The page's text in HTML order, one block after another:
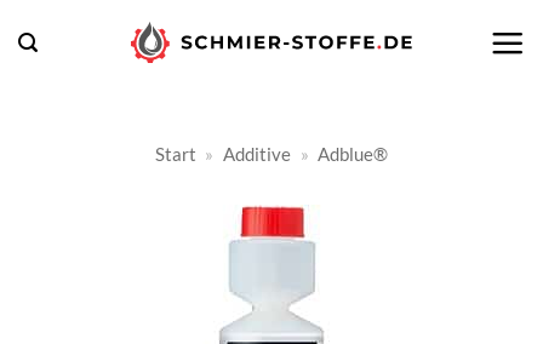
Inhalt
Start » Additive » Adblue®